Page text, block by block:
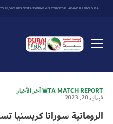
VICE PRESIDENT AND PRIME MINISTER OF THE UAE AND RULER OF DUBAI
Toggle
Dubai
Duty
Championship
MATCH REPORT
WTAآخر الأخبار
فبراير 20, 2023
الرومانية سورانا كريستيا